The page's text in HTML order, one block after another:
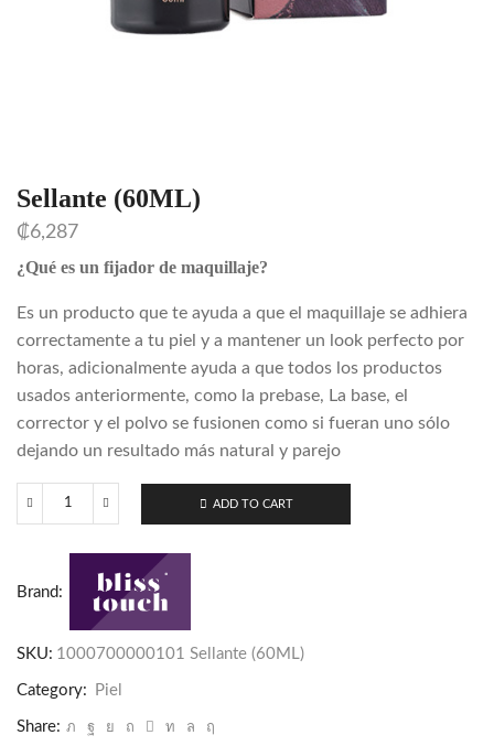
Sellante (60ML)
₡6,287
¿Qué es un fijador de maquillaje?
Es un producto que te ayuda a que el maquillaje se adhiera
correctamente a tu piel y a mantener un look perfecto por
horas, adicionalmente ayuda a que todos los productos
usados anteriormente, como la prebase, La base, el
corrector y el polvo se fusionen como si fueran uno sólo
dejando un resultado más natural y parejo
quantity
ADD TO CART
Brand:
SKU: 1000700000101 Sellante (60ML)
Category: Piel
Share: